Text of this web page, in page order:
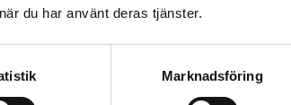
du har använt deras tjänster.
Marknadsföring